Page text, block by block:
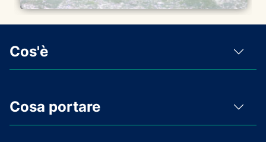
Cos'è
Cosa portare